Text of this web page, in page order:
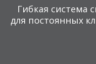
Гибкая система
для постоянных